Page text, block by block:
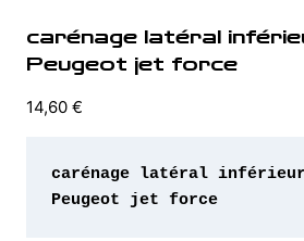
carénage latéral
Peugeot jet force
14,60 €
carénage latéral
Peugeot jet force